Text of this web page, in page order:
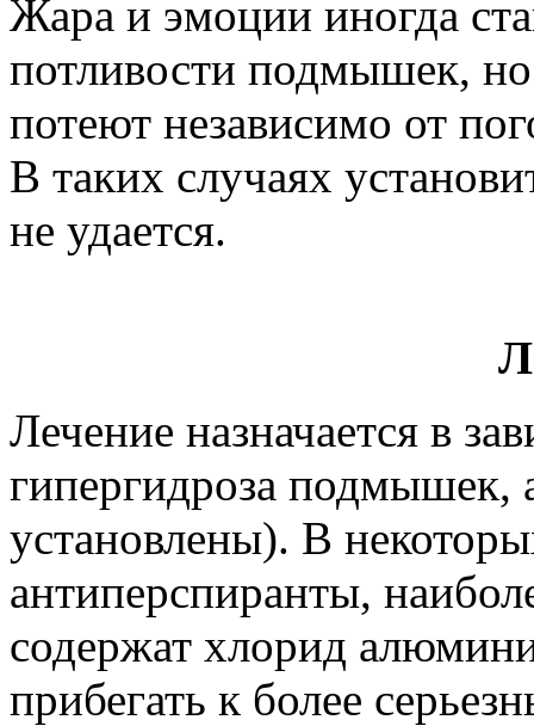
Жара и эмоции иногда
потливости подмышек,
потеют независимо от
В таких случаях
не удается.
Лечение назначается в
гипергидроза подмышек,
установлены). В
антиперспиранты,
содержат хлорид
прибегать к более